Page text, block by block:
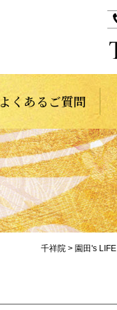
よくあるご質問
千祥院 > 園田's LIFE